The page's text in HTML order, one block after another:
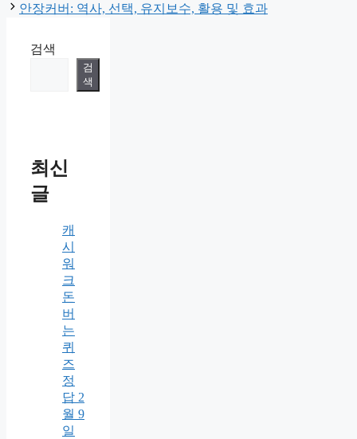
안장커버: 역사, 선택, 유지보수, 활용 및 효과
검색
검
색
최신
글
캐
시
워
크
돈
버
는
퀴
즈
정
답 2
월 9
일